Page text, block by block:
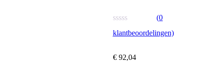
Waardering
0
(0
klantbeoordelingen)
€ 92,04